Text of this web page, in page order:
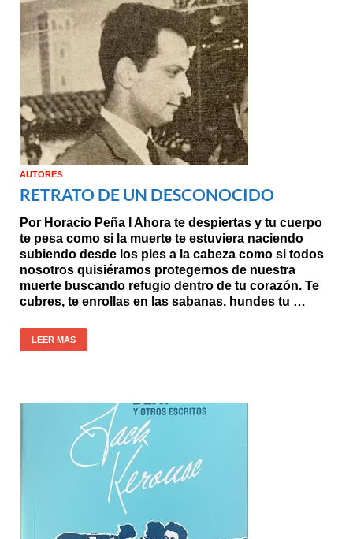
AUTORES
RETRATO DE UN DESCONOCIDO
Por Horacio Peña I Ahora te despiertas y tu cuerpo
te pesa como si la muerte te estuviera naciendo
subiendo desde los pies a la cabeza como si todos
nosotros quisiéramos protegernos de nuestra
muerte buscando refugio dentro de tu corazón. Te
cubres, te enrollas en las sabanas, hundes tu …
LEER MAS